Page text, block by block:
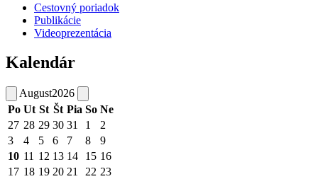
Cestovný poriadok
Publikácie
Videoprezentácia
Kalendár
August2026
Po Ut St Št Pia So Ne
27 28 29 30 31 1
2
3
4 5 6 7 8
9
10 11 12 13 14 15 16
17 18 19 20 21 22 23